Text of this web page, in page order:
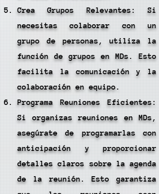
Crea Grupos Relevantes: Si
necesitas colaborar con un
grupo de personas, utiliza la
función de grupos en MDs. Esto
facilita la comunicación y la
colaboración en equipo.
Programa Reuniones Eficientes:
Si organizas reuniones en MDs,
asegúrate de programarlas con
anticipación y proporcionar
detalles claros sobre la agenda
de la reunión. Esto garantiza